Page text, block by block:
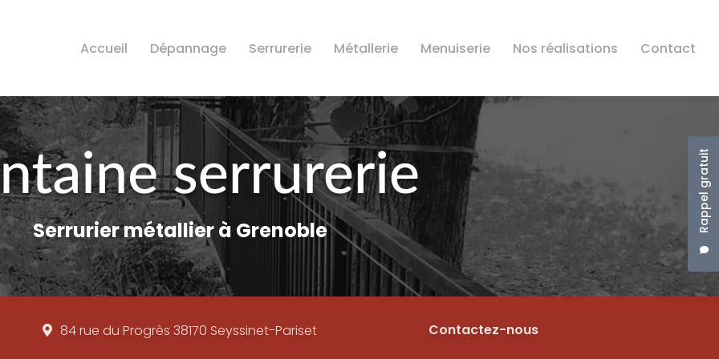
Rappel gratuit
Accueil Dépannage Serrurerie Métallerie Menuiserie Nos réalisations Contact
Serrurier métallier à Grenoble
84 rue du Progrès 38170 Seyssinet-Pariset Contactez-nous